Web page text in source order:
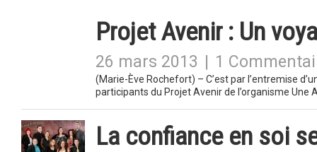
Projet Avenir : Un
26 mars 2013 1
(Marie-Ève Rochefort) – C’est par l’entremise
participants du Projet Avenir de l’organisme
La confiance en soi